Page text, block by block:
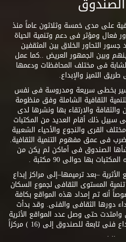
على مدى خمسة وثلاثون عاماً منذ
أن يقوم بدور فعال ومؤثر فى دعم وتنمية الحياة
التحاور الخلاق بين المثقفين
وبين الجمهور العريض ..كما عمل
فى مختلف المحافظات ودعمها
التميز والإبداع.
يسير بخطى سريعة ومدروسة فى نفس
الثقافية الشاملة وفق منظومة
والارتقاء بها ونشرها لدى
ذلك أقام العديد من المكتبات
القرى والنجوع والأحياء الشعبية
فى عمق مفهوم التنمية الثقافية.
الصندوق فى أماكن لم يكن من
بها حوالى 90 مكتبة .
–بعد ترميمها–إلى مراكز إبداع
المستوى الثقافى لجموع السكان
أنه تم إمداد هذه المواقع بكافة
دورها الثقافى والفنى. وقد بدأت
ببيت الهراوى وامتدت حتى وصل عدد المواقع الأثرية
التى تم تحويلها إلى مراكز إبداع فنى تابعة للصندوق إلى (16 ) مركزاً
.. .